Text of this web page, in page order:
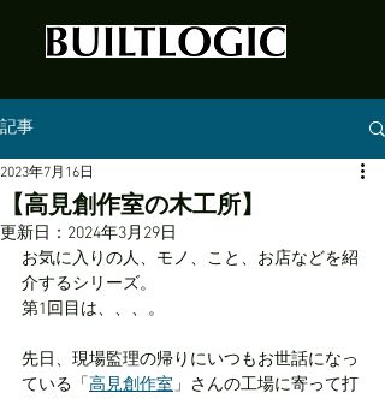
記事
【高見創作室の木工所】
2023年7月16日
更新日： 2024年3月29日
お気に入りの人、モノ、こと、お店などを紹
介するシリーズ。
第1回目は、、、。
先日、現場監理の帰りにいつもお世話になっ
ている「 高見創作室」さんの工場に寄って打